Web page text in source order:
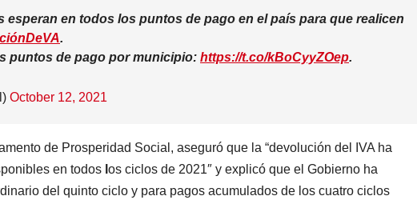
esperan en todos los puntos de pago en el país para que realicen
.
puntos de pago por municipio: https://t.co/kBoCyyZOep.
October 12, 2021
de Prosperidad Social, aseguró que la “devolución del IVA ha
en todos os ciclos de 2021″ y explicó que el Gobierno ha
del quinto ciclo y para pagos acumulados de los cuatro ciclos